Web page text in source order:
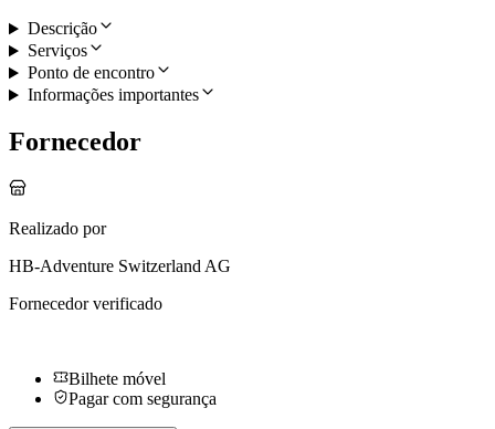
Descrição
Serviços
Ponto de encontro
Informações importantes
Fornecedor
Realizado por
HB-Adventure Switzerland AG
Fornecedor verificado
Bilhete móvel
Pagar com segurança